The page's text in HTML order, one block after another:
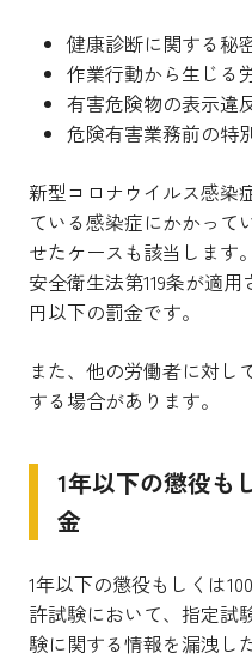
健康診断に関する秘
作業行動から生じる
有害危険物の表示違
危険有害業務前の特
新型コロナウイルス感染
ている感染症にかかって
せたケースも該当します
安全衛生法第119条が適
円以下の罰金です。
また、他の労働者に対し
する場合があります。
1年以下の懲役も
金
1年以下の懲役もしくは
許試験において、 指定試
験に関する情報を漏洩し